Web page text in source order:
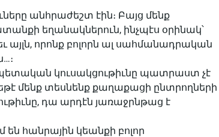
անհրաժեշտ էին։ Բայց մենք
եղանակներուն, ինչպէս օրինակ՝
այլն, որոնք բոլորն ալ սահմանադրական
կուսակցութիւնը պատրաստ չէ
եթէ մենք տեսնենք քաղաքացի ընտրողների
դա արդէն յառաջրնթաց է
են հանրային կեանքի բոլոր